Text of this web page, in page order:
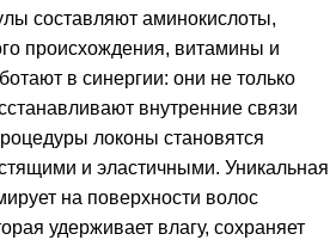
составляют аминокислоты,
происхождения, витамины и
в синергии: они не только
внутренние связи
локоны становятся
и эластичными. Уникальная
на поверхности волос
удерживает влагу, сохраняет